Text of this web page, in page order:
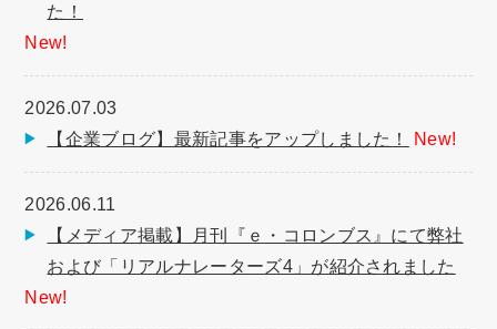
た！
New!
2026.07.03
【企業ブログ】最新記事をアップしました！
New!
2026.06.11
【メディア掲載】月刊『ｅ・コロンブス』にて弊社
および「リアルナレーターズ4」が紹介されました
New!